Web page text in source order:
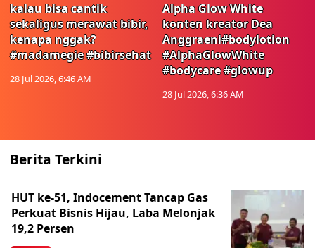
kalau bisa cantik
sekaligus merawat bibir,
kenapa nggak?
#madamegie #bibirsehat
28 Jul 2026, 6:46 AM
Alpha Glow White
konten kreator Dea
Anggraeni#bodylotion
#AlphaGlowWhite
#bodycare #glowup
28 Jul 2026, 6:36 AM
Berita Terkini
HUT ke-51, Indocement Tancap Gas
Perkuat Bisnis Hijau, Laba Melonjak
19,2 Persen